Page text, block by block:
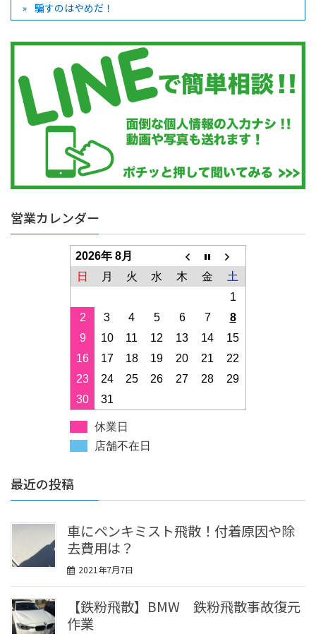
騙すのはやめだ！
営業カレンダー
2026年 8月
日
月 火 水 木 金
土
1
2
3 4 5 6 7
8
9
10 11 12 13 14
15
16
17 18 19 20 21
22
23
24 25 26 27 28
29
30
31
休業日
店舗不在日
最近の投稿
車にペンキミスト飛散！付着原因や除
去費用は？
2021年7月7日
【鉄粉飛散】BMW 鉄粉飛散事故復元
作業